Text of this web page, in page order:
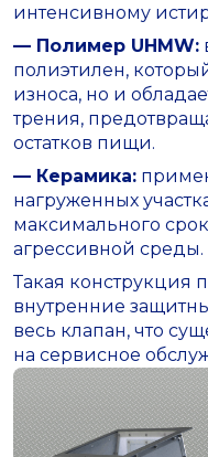
интенсивному
— Полимер UHMW:
полиэтилен,
износа, но и
трения,
остатков пищи.
— Керамика:
нагруженных
максимального
агрессивной среды.
Такая конструкция
внутренние
весь клапан, что
на сервисное